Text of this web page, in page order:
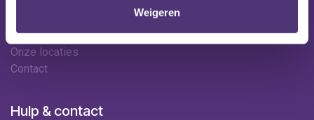
Weigeren
Ledenkorting
Onze locaties
Contact
Hulp & contact